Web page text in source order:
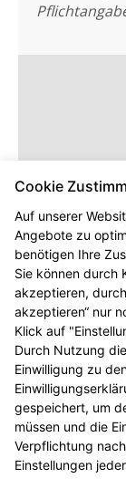
sobald
Cookie
Auf unserer
Angebote zu
benötigen Ihre
Sie können durch
akzeptieren,
akzeptieren“ nur
Klick auf
Durch Nutzung
Einwilligung zu
gespeichert, um
müssen und die
Verpflichtung
Einstellungen